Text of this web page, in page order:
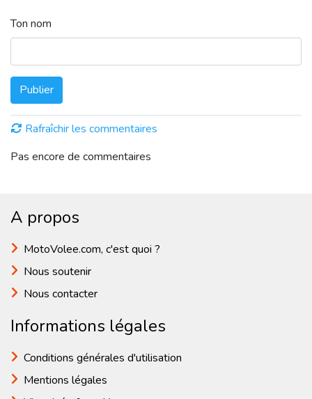
Ton nom
Publier
Rafraîchir les commentaires
Pas encore de commentaires
A propos
MotoVolee.com, c'est quoi ?
Nous soutenir
Nous contacter
Informations légales
Conditions générales d'utilisation
Mentions légales